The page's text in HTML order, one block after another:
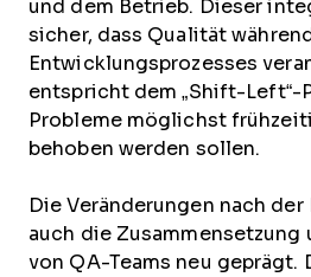
und dem Betrieb. Dieser
sicher, dass Qualität
Entwicklungsprozesses
entspricht dem „Shift-Left“-
Probleme möglichst
behoben werden sollen.
Die Veränderungen nach der
auch die Zusammensetzung
von QA-Teams neu geprägt.